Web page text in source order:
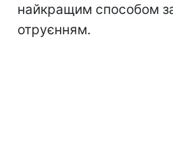
найкращим способом
отруєнням.